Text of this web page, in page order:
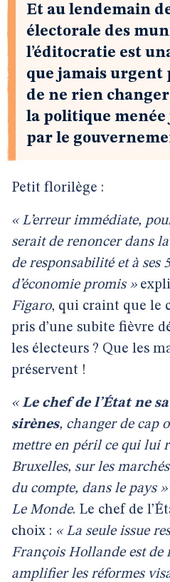
Et au lendemain
électorale des
l’éditocratie est
que jamais
de ne rien
la politique menée
par le
Petit florilège :
« L’erreur immédiate,
serait de renoncer dans
de responsabilité et à ses
d’économie promis »
Figaro, qui craint que le
pris d’une subite fièvre
les électeurs ? Que les
préservent !
«Le chef de l’État ne
sirènes, changer de cap
mettre en péril ce qui lui
Bruxelles, sur les
du compte, dans le pays »
Le Monde. Le chef de
choix : « La seule issue
François Hollande est
amplifier les réformes